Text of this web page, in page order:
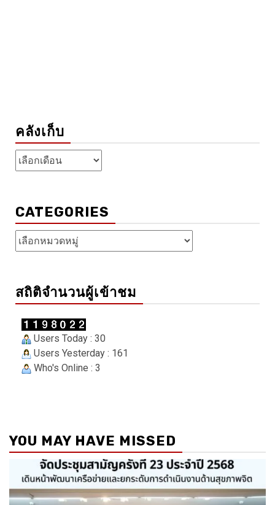
คลังเก็บ
คลัง
เก็บ
CATEGORIES
Categories
สถิติจำนวนผู้เข้าชม
Users Today : 30
Users Yesterday : 161
Who's Online : 3
YOU MAY HAVE MISSED